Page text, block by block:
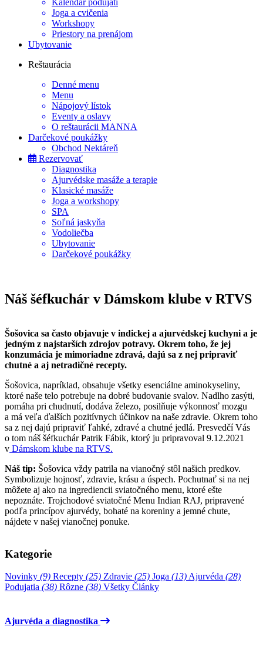
Kalendár podujatí
Joga a cvičenia
Workshopy
Priestory na prenájom
Ubytovanie
Reštaurácia
Denné menu
Menu
Nápojový lístok
Eventy a oslavy
O reštaurácii MANNA
Darčekové poukážky
Obchod Nektáreň
Rezervovať
Diagnostika
Ajurvédske masáže a terapie
Klasické masáže
Joga a workshopy
SPA
Soľná jaskyňa
Vodoliečba
Ubytovanie
Darčekové poukážky
Náš šéfkuchár v Dámskom klube v RTVS
Šošovica sa často objavuje v indickej a ajurvédskej kuchyni a je
jedným z najstarších zdrojov potravy. Okrem toho, že jej
konzumácia je mimoriadne zdravá, dajú sa z nej pripraviť
chutné a aj netradičné recepty.
Šošovica, napríklad, obsahuje všetky esenciálne aminokyseliny,
ktoré naše telo potrebuje na dobré budovanie svalov. Nadlho zasýti,
pomáha pri chudnutí, dodáva železo, posilňuje výkonnosť mozgu
a má veľa ďalších pozitívnych účinkov na naše zdravie. Okrem toho
sa z nej dajú pripraviť ľahké, zdravé a chutné jedlá. Presvedčí Vás
o tom náš šéfkuchár Patrik Fábik, ktorý ju pripravoval 9.12.2021
v Dámskom klube na RTVS.
Náš tip: Šošovica vždy patrila na vianočný stôl našich predkov.
Symbolizuje hojnosť, zdravie, krásu a úspech. Pochutnať si na nej
môžete aj ako na ingrediencii sviatočného menu, ktoré ešte
nepoznáte. Trojchodové sviatočné Menu Indian RAJ, pripravené
podľa princípov ajurvédy, bohaté na koreniny a jemné chute,
nájdete v našej vianočnej ponuke.
Kategorie
Novinky (9) Recepty (25) Zdravie (25) Joga (13) Ajurvéda (28)
Podujatia (38) Rôzne (38) Všetky Články
Ajurvéda a diagnostika